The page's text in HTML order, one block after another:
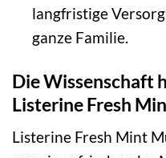
langfristige
ganze Familie.
Die Wissenschaft
Listerine Fresh
Listerine Fresh Mint